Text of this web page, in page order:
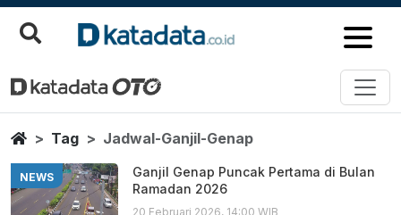
Jadwal Ganjil Genap
Berita Terbaru
HomeTag Jadwal-Ganjil-Genap
NEWS
Ganjil Genap Puncak Pertama di Bulan
Ramadan 2026
20 Februari 2026, 14:00 WIB